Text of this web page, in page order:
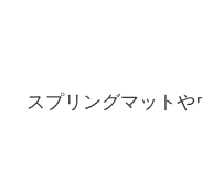
スプリングマット